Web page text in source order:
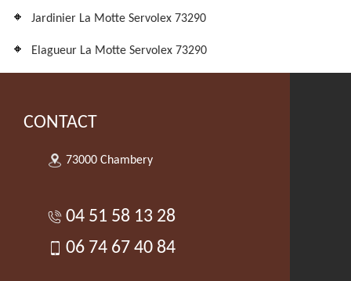
Jardinier La Motte Servolex 73290
Elagueur La Motte Servolex 73290
CONTACT
73000 Chambery
04 51 58 13 28
06 74 67 40 84